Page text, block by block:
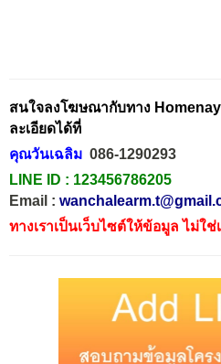
สนใจลงโฆษณากับทาง
ละเอียดได้ที่
คุณวันเฉลิม 086-1290293
LINE ID : 123456786205
Email :
ทางเราเป็นเว็บไซต์ให้ข้อมูล ไม่ใ